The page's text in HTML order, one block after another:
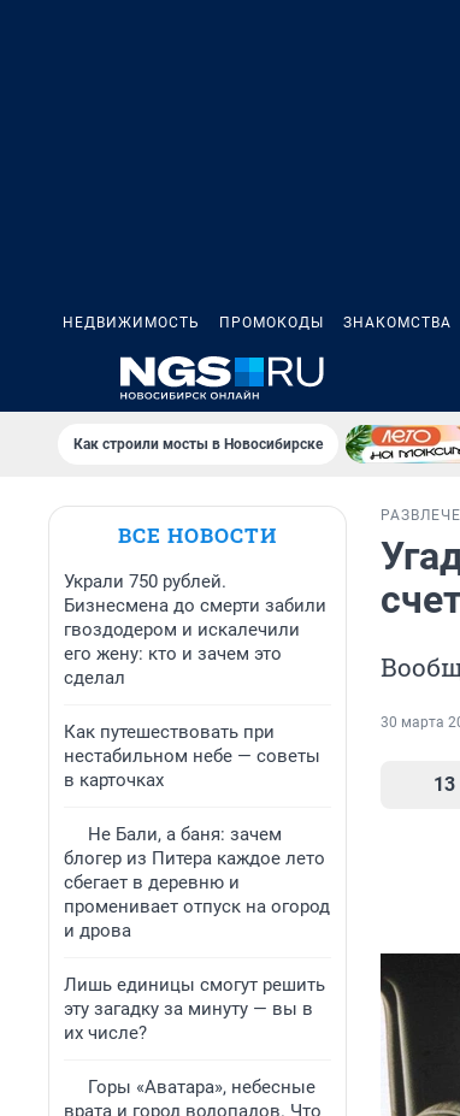
НЕДВИЖИМОСТЬ ПРОМОКОДЫ ЗНАКОМСТВА
Как строили мосты в Новосибирске
ВСЕ НОВОСТИ
Украли 750 рублей.
Бизнесмена до смерти забили
гвоздодером и искалечили
его жену: кто и зачем это
сделал
Как путешествовать при
нестабильном небе — советы
в карточках
Не Бали, а баня: зачем
блогер из Питера каждое лето
сбегает в деревню и
променивает отпуск на огород
и дрова
Лишь единицы смогут решить
эту загадку за минуту — вы в
их числе?
Горы «Аватара», небесные
врата и город водопадов. Что
30 марта
13